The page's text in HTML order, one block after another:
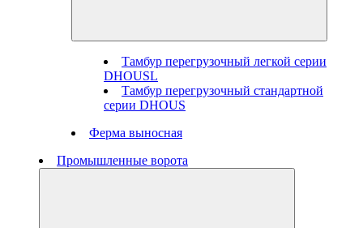
Тамбур перегрузочный легкой серии
DHOUSL
Тамбур перегрузочный стандартной
серии DHOUS
Ферма выносная
Промышленные ворота